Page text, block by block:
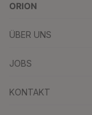
ORION
ÜBER UNS
JOBS
KONTAKT